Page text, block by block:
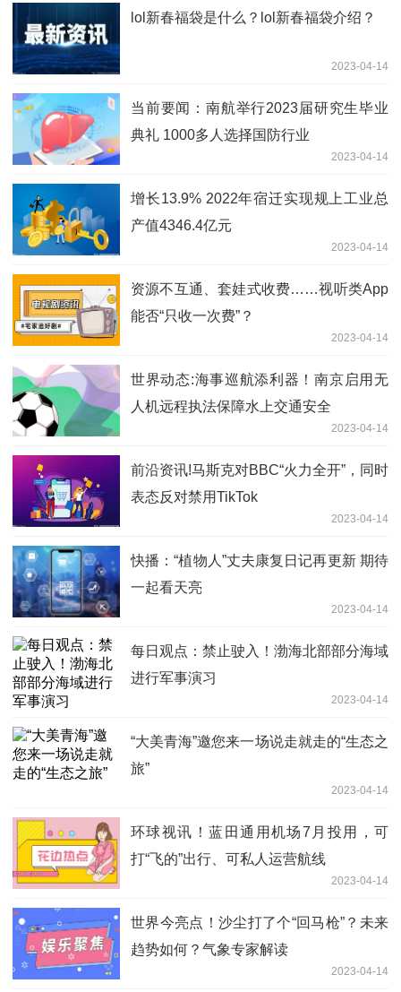
lol新春福袋是什么？lol新春福袋介绍？
2023-04-14
当前要闻：南航举行2023届研究生毕业
典礼 1000多人选择国防行业
2023-04-14
增长13.9% 2022年宿迁实现规上工业总
产值4346.4亿元
2023-04-14
资源不互通、套娃式收费……视听类App
能否“只收一次费”？
2023-04-14
世界动态:海事巡航添利器！南京启用无
人机远程执法保障水上交通安全
2023-04-14
前沿资讯!马斯克对BBC“火力全开”，同时
表态反对禁用TikTok
2023-04-14
快播：“植物人”丈夫康复日记再更新 期待
一起看天亮
2023-04-14
每日观点：禁止驶入！渤海北部部分海域
进行军事演习
2023-04-14
“大美青海”邀您来一场说走就走的“生态之
旅”
2023-04-14
环球视讯！蓝田通用机场7月投用，可
打“飞的”出行、可私人运营航线
2023-04-14
世界今亮点！沙尘打了个“回马枪”？未来
趋势如何？气象专家解读
2023-04-14